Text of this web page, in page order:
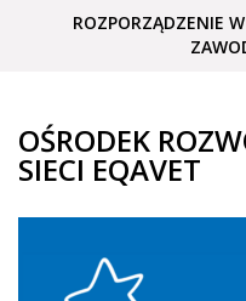
ROZPORZĄDZENIE
OŚRODEK
SIECI EQAVET